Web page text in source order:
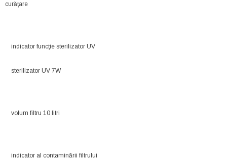
curăţare
indicator funcţie sterilizator UV
sterilizator UV 7W
volum filtru 10 litri
indicator al contaminării filtrului